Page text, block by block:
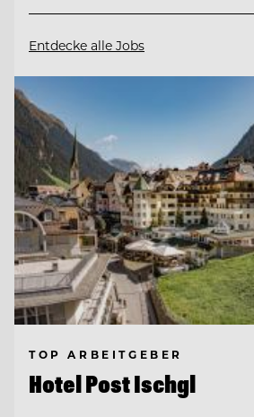
Entdecke alle Jobs
TOP ARBEITGEBER
Hotel Post Ischgl